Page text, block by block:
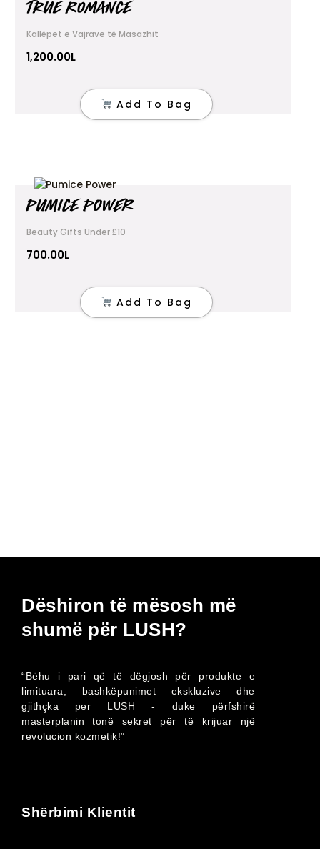
TRUE ROMANCE
Kallëpet e Vajrave të Masazhit
1,200.00L
Add To Bag
PUMICE POWER
Beauty Gifts Under £10
700.00L
Add To Bag
Dëshiron të mësosh më
shumë për LUSH?
“Bëhu i pari që të dëgjosh për produkte e
limituara, bashkëpunimet ekskluzive dhe
gjithçka per LUSH - duke përfshirë
masterplanin tonë sekret për të krijuar një
revolucion kozmetik!”
Shërbimi Klientit